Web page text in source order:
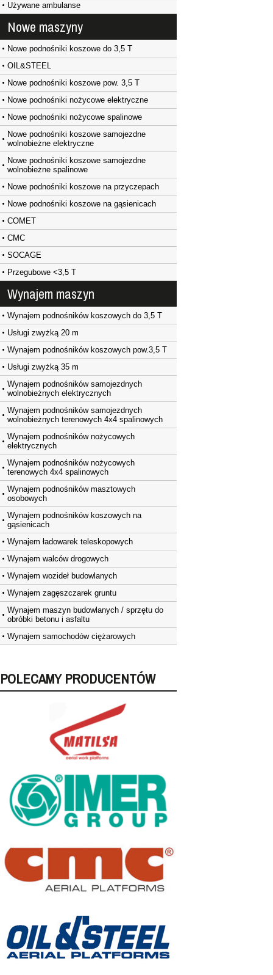
Używane ambulanse
Nowe maszyny
Nowe podnośniki koszowe do 3,5 T
OIL&STEEL
Nowe podnośniki koszowe pow. 3,5 T
Nowe podnośniki nożycowe elektryczne
Nowe podnośniki nożycowe spalinowe
Nowe podnośniki koszowe samojezdne
wolnobieżne elektryczne
Nowe podnośniki koszowe samojezdne
wolnobieżne spalinowe
Nowe podnośniki koszowe na przyczepach
Nowe podnośniki koszowe na gąsienicach
COMET
CMC
SOCAGE
Przegubowe <3,5 T
Wynajem maszyn
Wynajem podnośników koszowych do 3,5 T
Usługi zwyżką 20 m
Wynajem podnośników koszowych pow.3,5 T
Usługi zwyżką 35 m
Wynajem podnośników samojezdnych
wolnobieżnych elektrycznych
Wynajem podnośników samojezdnych
wolnobieżnych terenowych 4x4 spalinowych
Wynajem podnośników nożycowych
elektrycznych
Wynajem podnośników nożycowych
terenowych 4x4 spalinowych
Wynajem podnośników masztowych
osobowych
Wynajem podnośników koszowych na
gąsienicach
Wynajem ładowarek teleskopowych
Wynajem walców drogowych
Wynajem wozideł budowlanych
Wynajem zagęszczarek gruntu
Wynajem maszyn budowlanych / sprzętu do
obróbki betonu i asfaltu
Wynajem samochodów ciężarowych
POLECAMY PRODUCENTÓW